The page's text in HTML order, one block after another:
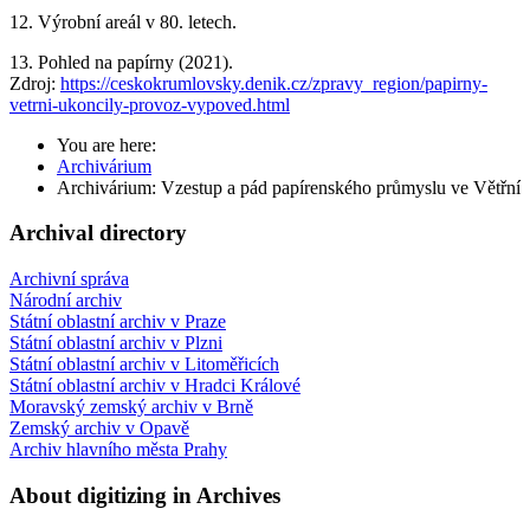
12. Výrobní areál v 80. letech.
13. Pohled na papírny (2021).
Zdroj: https://ceskokrumlovsky.denik.cz/zpravy_region/papirny-
vetrni-ukoncily-provoz-vypoved.html
You are here:
Archivárium
Archivárium: Vzestup a pád papírenského průmyslu ve Větřní
Archival directory
Archivní správa
Národní archiv
Státní oblastní archiv v Praze
Státní oblastní archiv v Plzni
Státní oblastní archiv v Litoměřicích
Státní oblastní archiv v Hradci Králové
Moravský zemský archiv v Brně
Zemský archiv v Opavě
Archiv hlavního města Prahy
About digitizing in Archives